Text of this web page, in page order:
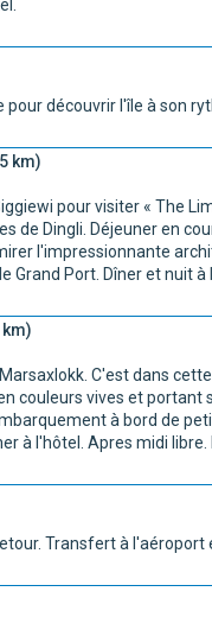
découvrir l'île à son
km)
pour visiter « The
de Dingli. Déjeuner en
l'impressionnante
Grand Port. Dîner et nuit à
C'est dans
couleurs vives et portant
à bord de
à l'hôtel. Apres midi
Transfert à l'aéroport